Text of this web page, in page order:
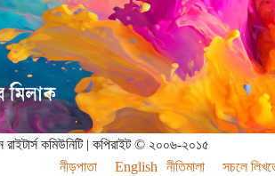
কমিউনিটি | কপিরাইট © ২০০৬-২০১৫
নীড়পাতা
English নীতিমালা সচলে